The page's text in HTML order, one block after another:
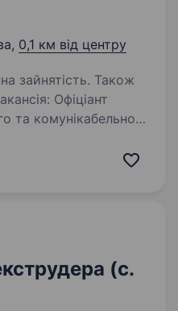
0,1 км від центру
зайнятість. Також
та комунікабельного
(с.